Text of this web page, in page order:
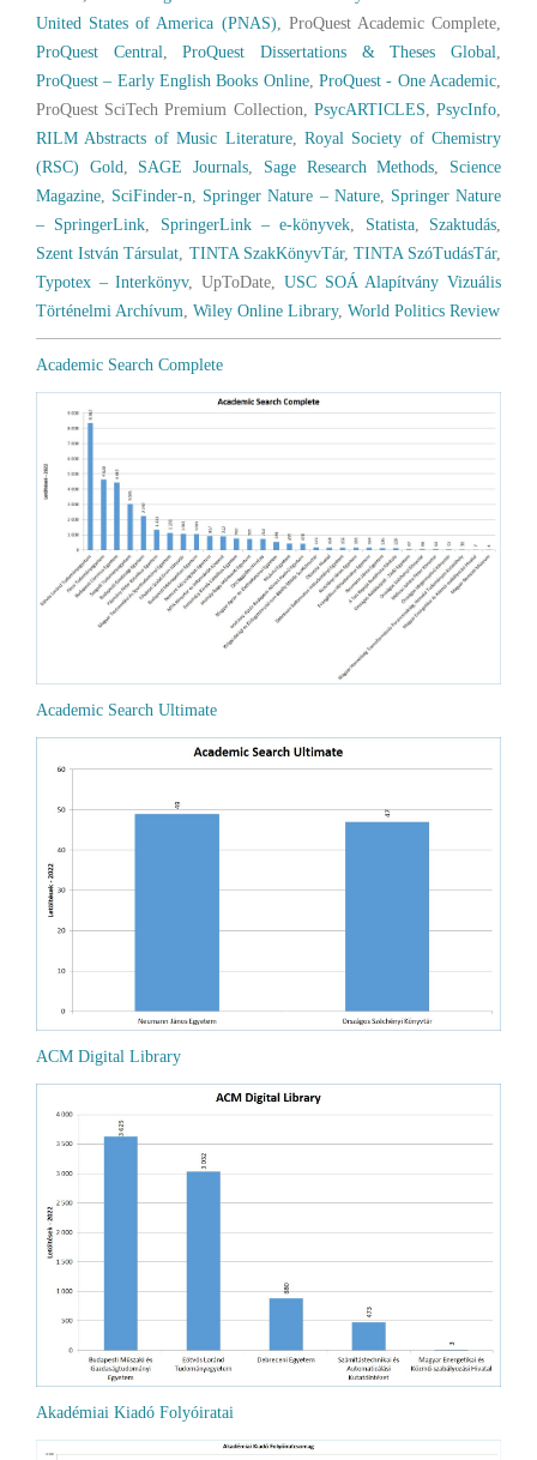
United States of America (PNAS), ProQuest Academic Complete,
ProQuest Central,ProQuest Dissertations & Theses Global,
ProQuest – Early English Books Online,ProQuest - One Academic,
ProQuest SciTech Premium Collection, PsycARTICLES,PsycInfo,
RILM Abstracts of Music Literature, Royal Society of Chemistry
(RSC) Gold, SAGE Journals, Sage Research Methods, Science
Magazine, SciFinder-n, Springer Nature – Nature, Springer Nature
– SpringerLink, SpringerLink – e-könyvek, Statista, Szaktudás,
Szent István Társulat, TINTA SzakKönyvTár, TINTA SzóTudásTár,
Typotex – Interkönyv, UpToDate, USC SOÁ Alapítvány Vizuális
Történelmi Archívum, Wiley Online Library, World Politics Review
Academic Search Complete
Academic Search Ultimate
ACM Digital Library
Akadémiai Kiadó Folyóiratai